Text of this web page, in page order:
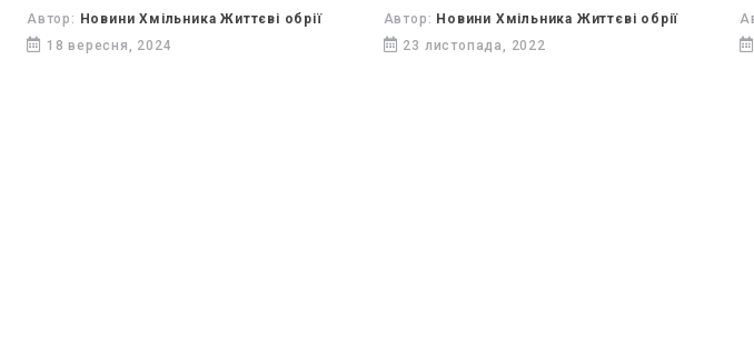
Автор: Новини Хмільника Життєві обрії
18 вересня, 2024
бункера
Автор: Новини Хмільника Життєві обрії
23 листопада, 2022